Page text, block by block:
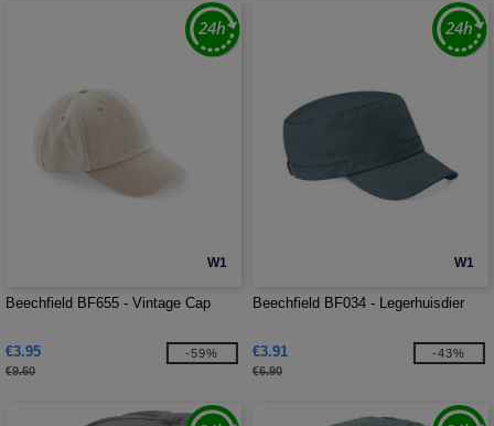
W1
Beechfield BF655 - Vintage Cap
€3.95
€9.60
-59%
W1
Beechfield BF034 - Legerhuisdier
€3.91
€6.90
-43%